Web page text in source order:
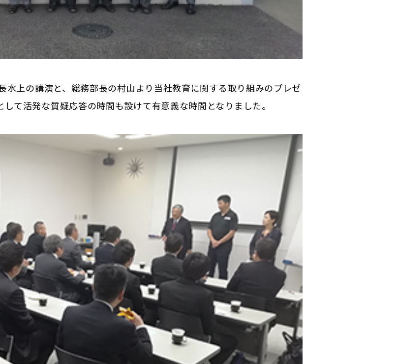
水上の講演と、総務部長の村山より当社教育に関する取り組みのプレゼ
て活発な質疑応答の時間も設けて有意義な時間となりました。